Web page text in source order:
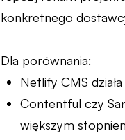
konkretnego
Dla porównania:
Netlify CMS
Contentful czy
większym